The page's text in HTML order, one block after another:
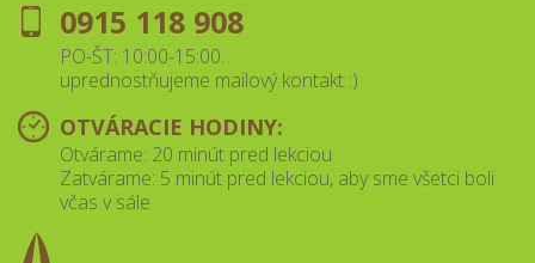
0915 118 908
PO-ŠT: 10:00-15:00.
uprednostňujeme mailový kontakt :)
OTVÁRACIE HODINY:
Otvárame: 20 minút pred lekciou
Zatvárame: 5 minút pred lekciou, aby sme všetci boli
včas v sále